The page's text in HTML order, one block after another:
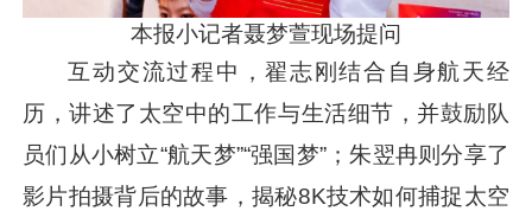
本报小记者聂梦萱现场提问
互动交流过程中，翟志刚结合自身航天经
历，讲述了太空中的工作与生活细节，并鼓励队
员们从小树立“航天梦”“强国梦”；朱翌冉则分享了
影片拍摄背后的故事，揭秘8K技术如何捕捉太空